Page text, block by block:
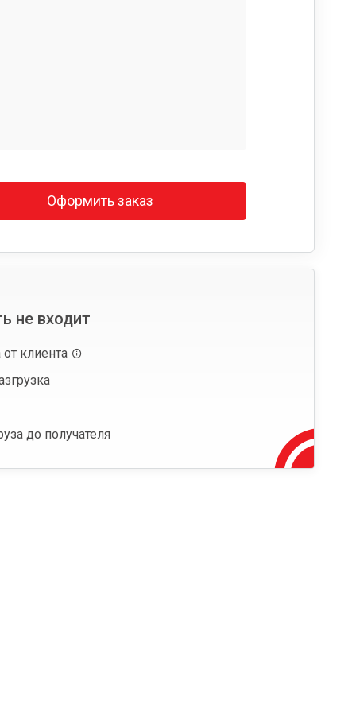
Оформить заказ
не входит
от клиента
до получателя